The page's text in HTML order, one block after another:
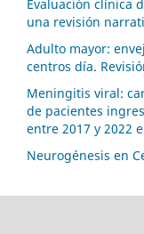
Evaluación clínica
una revisión
Adulto mayor:
centros día.
Meningitis viral:
de pacientes
entre 2017 y 2022
Neurogénesis en